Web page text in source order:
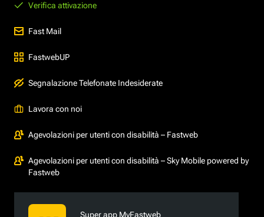
Verifica attivazione
Fast Mail
FastwebUP
Segnalazione Telefonate Indesiderate
Lavora con noi
Agevolazioni per utenti con disabilità – Fastweb
Agevolazioni per utenti con disabilità – Sky Mobile powered by
Fastweb
Super app MyFastweb